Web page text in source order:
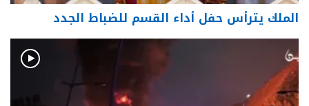
الملك يترأس حفل أداء القسم للضباط الجدد